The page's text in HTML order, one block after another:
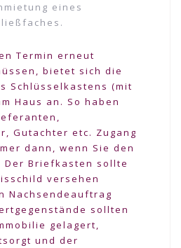
eines
Termin erneut
bietet sich die
Schlüsselkastens (mit
Haus an. So haben
Gutachter etc. Zugang
dann, wenn Sie den
Der Briefkasten sollte
versehen
Nachsendeauftrag
sollten
gelagert,
und der